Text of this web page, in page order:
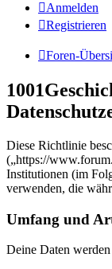
Anmelden
Registrieren
Foren-
Diese Richtlinie
(„https://
Institutionen (im
verwenden, die
Umfang und
Deine Daten